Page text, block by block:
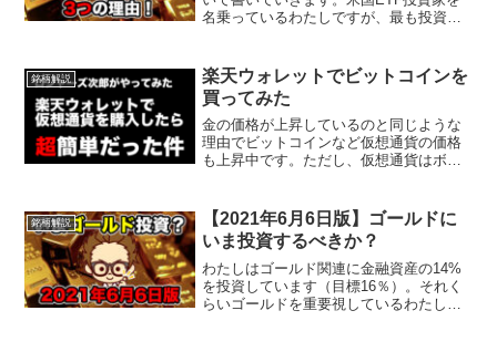
名乗っているわたしですが、最も投資金
情弱乙」っていう声が聞こえてきますジ
ェレミー・シーゲ...
銘柄解説
楽天ウォレットでビットコインを
買ってみた
金の価格が上昇しているのと同じような
理由でビットコインなど仮想通貨の価格
も上昇中です。ただし、仮想通貨はボラ
りません。具体的には総資産の1%未満で
大きく増やすつもりはあ...
銘柄解説
【2021年6月6日版】ゴールドに
いま投資するべきか？
わたしはゴールド関連に金融資産の14%
を投資しています（目標16％）。それく
らいゴールドを重要視しているわたしで